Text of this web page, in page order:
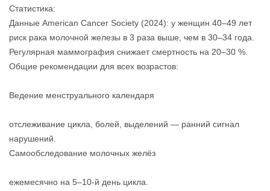
Статистика:
Данные American Cancer Society (2024): у женщин 40–49 лет
риск рака молочной железы в 3 раза выше, чем в 30–34 года.
Регулярная маммография снижает смертность на 20–30 %.
Общие рекомендации для всех возрастов:
Ведение менструального календаря
отслеживание цикла, болей, выделений — ранний сигнал
нарушений.
Самообследование молочных желёз
ежемесячно на 5–10‑й день цикла.